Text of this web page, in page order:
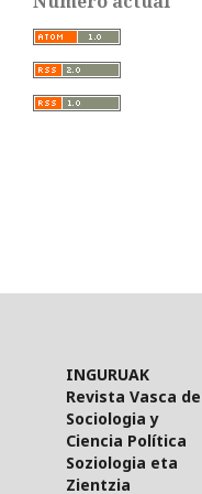
INGURUAK
Revista Vasca de
Sociologia y
Ciencia Política
Soziologia eta
Zientzia